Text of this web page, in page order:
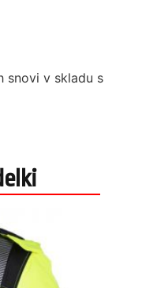
snovi v skladu s